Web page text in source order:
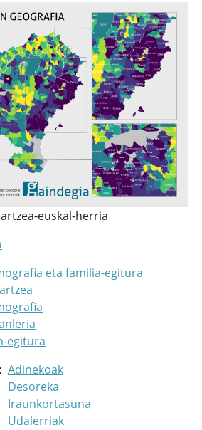
euskal-herria
eta familia-egitura
egitura
Adinekoak
Desoreka
Iraunkortasuna
Udalerriak